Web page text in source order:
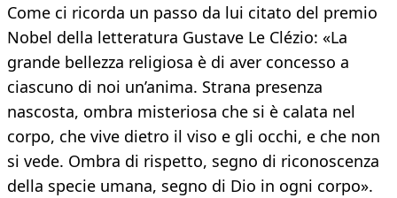
Come ci ricorda un passo da lui citato del premio
Nobel della letteratura Gustave Le Clézio: «La
grande bellezza religiosa è di aver concesso a
ciascuno di noi un’anima. Strana presenza
nascosta, ombra misteriosa che si è calata nel
corpo, che vive dietro il viso e gli occhi, e che non
si vede. Ombra di rispetto, segno di riconoscenza
della specie umana, segno di Dio in ogni corpo».